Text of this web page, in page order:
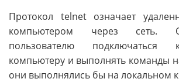
Протокол telnet означает
компьютером через сеть.
пользователю подключаться
компьютеру и выполнять команды
они выполнялись бы на локальном